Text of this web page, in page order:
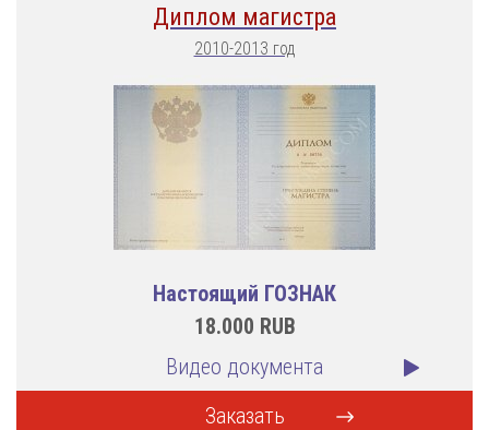
Диплом магистра
2010-2013 год
Настоящий ГОЗНАК
18.000 RUB
Видео документа
Заказать